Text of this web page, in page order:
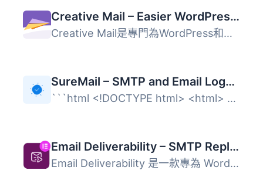
Creative Mail – Easier WordPress & WooCommerce Email Marketing
Creative Mail是專門為WordPress和WooCommerce設計的電子郵件...
SureMail – SMTP and Email Logs Plugin with Amazon SES, Postmark, and Other Providers
```html <!DOCTYPE html> <html> <head> &...
Email Deliverability – SMTP Replacement, Email API Deliverability & Email Log
Email Deliverability 是一款專為 WordPress 設計的外掛，旨...